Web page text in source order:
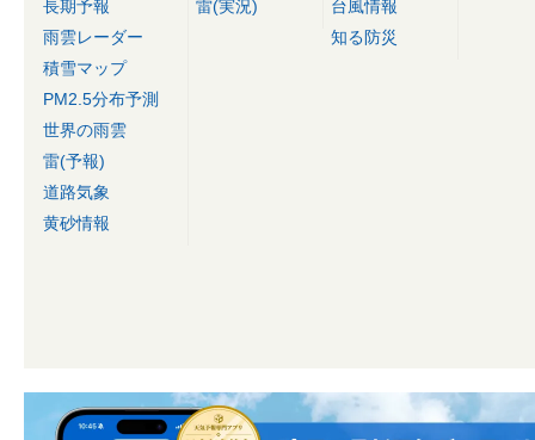
長期予報
雨雲レーダー
積雪マップ
PM2.5分布予測
世界の雨雲
雷(予報)
道路気象
黄砂情報
雷(実況)
台風情報
知る防災